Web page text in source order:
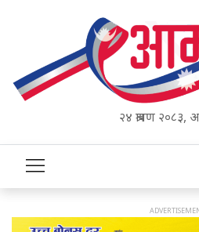
२४ श्रावण २०८३,